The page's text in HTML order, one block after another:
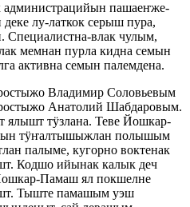
администрацийын пашаеҥже-
лу-латкок серыш пура,
влак чулым,
мемнан пурла кидна семын
активна семын палемдена.
Владимир Соловьевым
Анатолий Шабдаровым.
тӱзлана. Теве Йошкар-
тӱҥалтышыжлан полышым
палыме, кугорно воктенак
Кодшо ийынак калык деч
Памаш ял покшелне
Тыште памашым уэш